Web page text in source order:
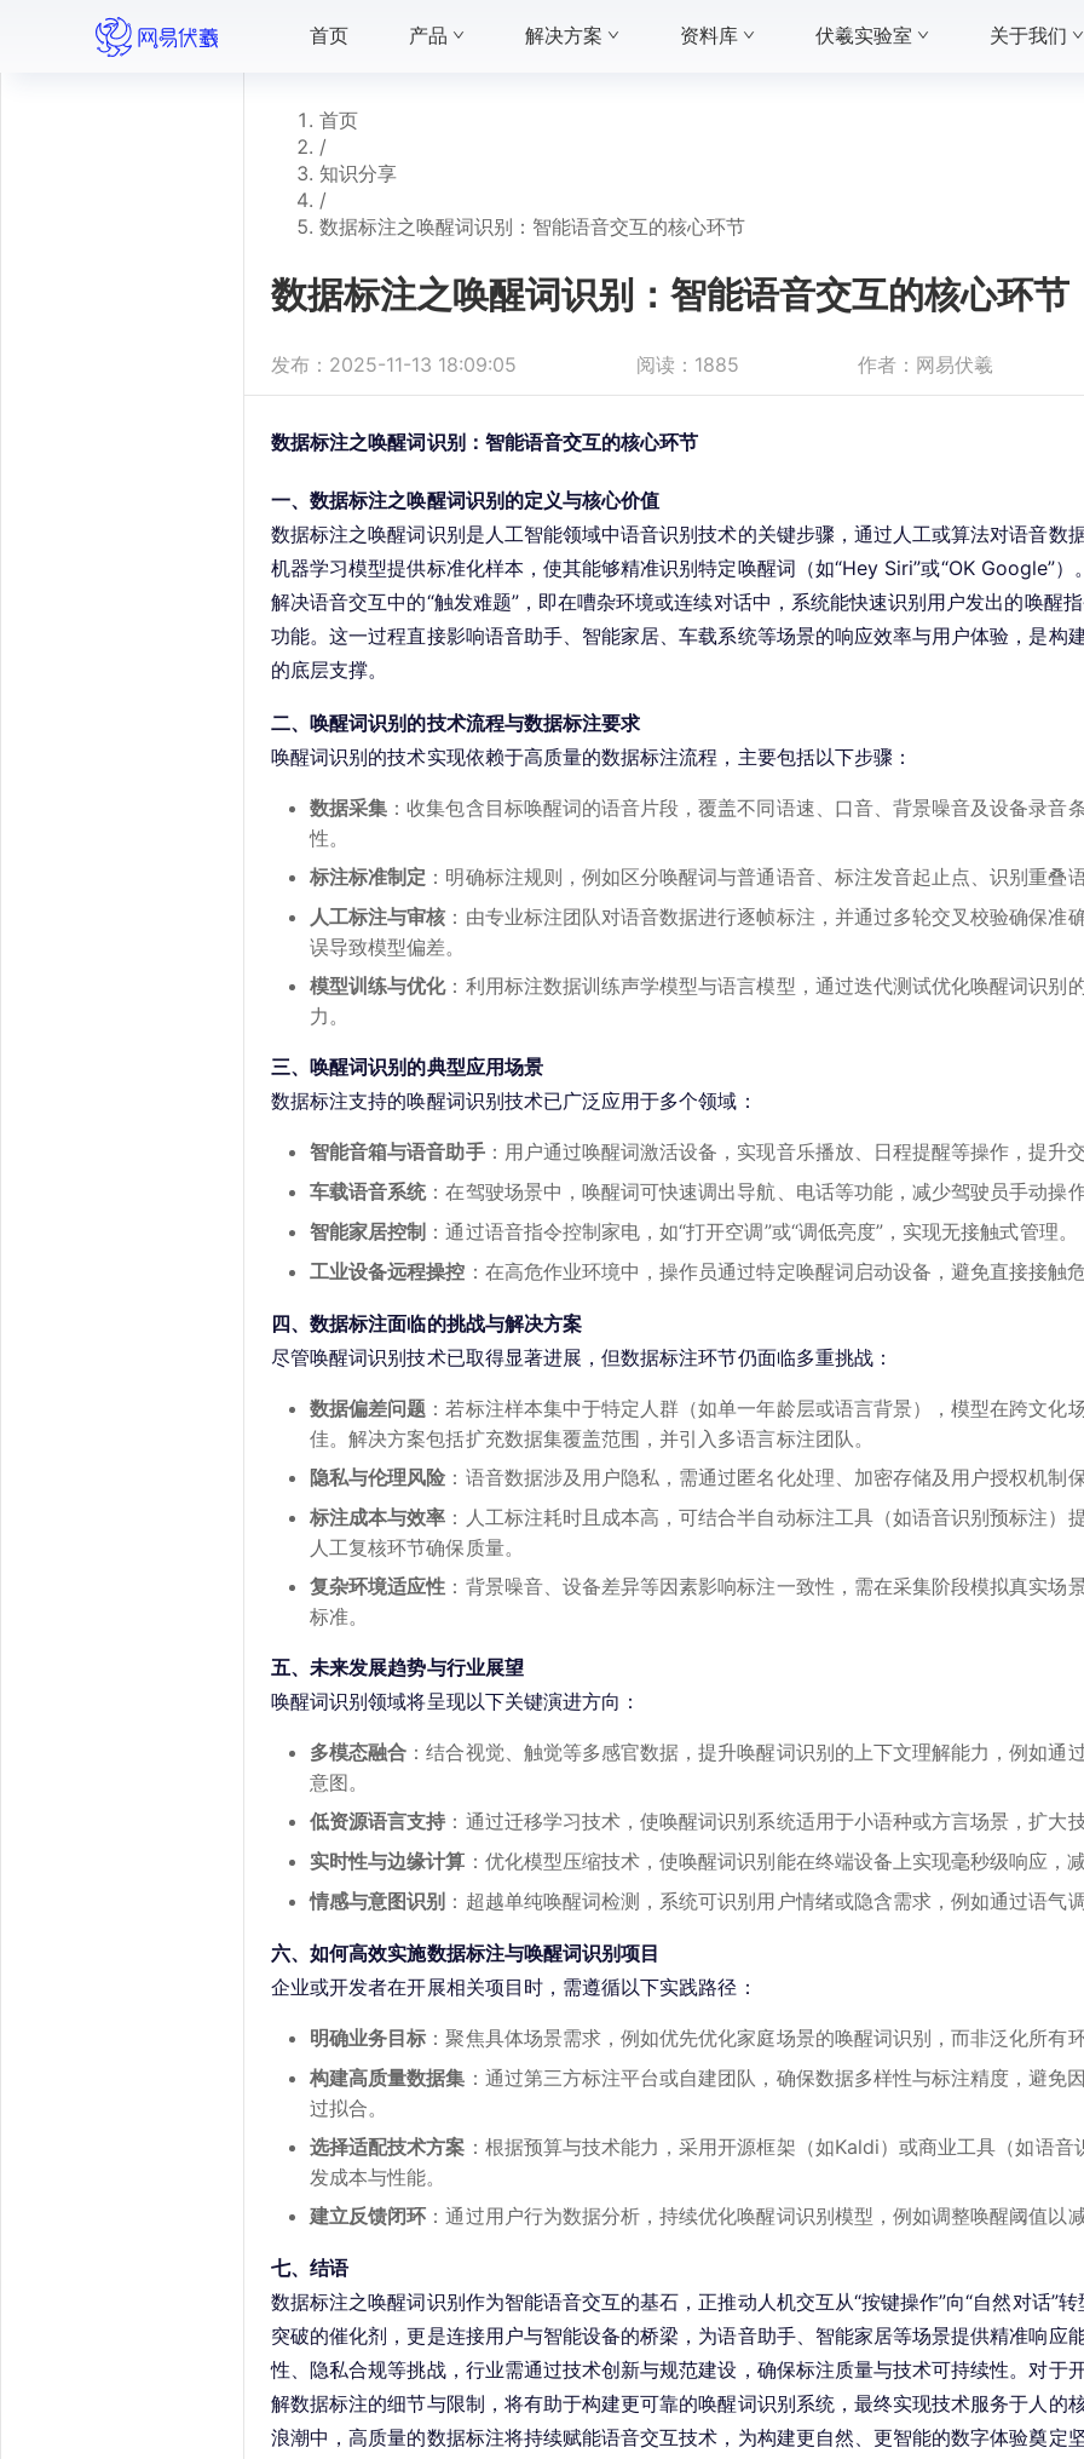
首页 产品 解决方案 资料库 伏羲实验室 关于我们
首页
/
知识分享
/
数据标注之唤醒词识别：智能语音交互的核心环节
数据标注之唤醒词识别：智能语音交互的核心环节
发布： 2025-11-13 18:09:05 阅读： 1885 作者： 网易伏羲
数据标注之唤醒词识别：智能语音交互的核心环节
一、数据标注之唤醒词识别的定义与核心价值
数据标注之唤醒词识别是人工智能领域中语音识别技术的关键步骤，通过人工或算法对语音数
机器学习模型提供标准化样本，使其能够精准识别特定唤醒词（如“Hey Siri”或“OK Google”）
解决语音交互中的“触发难题”，即在嘈杂环境或连续对话中，系统能快速识别用户发出的唤醒
功能。这一过程直接影响语音助手、智能家居、车载系统等场景的响应效率与用户体验，是构
的底层支撑。
二、唤醒词识别的技术流程与数据标注要求
唤醒词识别的技术实现依赖于高质量的数据标注流程，主要包括以下步骤：
数据采集 ：收集包含目标唤醒词的语音片段，覆盖不同语速、口音、背景噪音及设备录音
性。
标注标准制定 ：明确标注规则，例如区分唤醒词与普通语音、标注发音起止点、识别重叠
人工标注与审核 ：由专业标注团队对语音数据进行逐帧标注，并通过多轮交叉校验确保准
误导致模型偏差。
模型训练与优化：利用标注数据训练声学模型与语言模型，通过迭代测试优化唤醒词识别
力。
三、唤醒词识别的典型应用场景
数据标注支持的唤醒词识别技术已广泛应用于多个领域：
智能音箱与语音助手：用户通过唤醒词激活设备，实现音乐播放、日程提醒等操作，提升
车载语音系统：在驾驶场景中，唤醒词可快速调出导航、电话等功能，减少驾驶员手动操
智能家居控制 ：通过语音指令控制家电，如“打开空调”或“调低亮度”，实现无接触式管理。
工业设备远程操控 ：在高危作业环境中，操作员通过特定唤醒词启动设备，避免直接接触
四、数据标注面临的挑战与解决方案
尽管唤醒词识别技术已取得显著进展，但数据标注环节仍面临多重挑战：
数据偏差问题 ：若标注样本集中于特定人群（如单一年龄层或语言背景），模型在跨文化
佳。解决方案包括扩充数据集覆盖范围，并引入多语言标注团队。
隐私与伦理风险 ：语音数据涉及用户隐私，需通过匿名化处理、加密存储及用户授权机制
标注成本与效率 ：人工标注耗时且成本高，可结合半自动标注工具（如语音识别预标注）
人工复核环节确保质量。
复杂环境适应性 ：背景噪音、设备差异等因素影响标注一致性，需在采集阶段模拟真实场
标准。
五、未来发展趋势与行业展望
唤醒词识别领域将呈现以下关键演进方向：
多模态融合 ：结合视觉、触觉等多感官数据，提升唤醒词识别的上下文理解能力，例如通
意图。
低资源语言支持 ：通过迁移学习技术，使唤醒词识别系统适用于小语种或方言场景，扩大
实时性与边缘计算 ：优化模型压缩技术，使唤醒词识别能在终端设备上实现毫秒级响应，
情感与意图识别 ：超越单纯唤醒词检测，系统可识别用户情绪或隐含需求，例如通过语气
六、如何高效实施数据标注与唤醒词识别项目
企业或开发者在开展相关项目时，需遵循以下实践路径：
明确业务目标 ：聚焦具体场景需求，例如优先优化家庭场景的唤醒词识别，而非泛化所有
构建高质量数据集 ：通过第三方标注平台或自建团队，确保数据多样性与标注精度，避免
过拟合。
选择适配技术方案 ：根据预算与技术能力，采用开源框架（如Kaldi）或商业工具（如语音
发成本与性能。
建立反馈闭环 ：通过用户行为数据分析，持续优化唤醒词识别模型，例如调整唤醒阈值以
七、结语
数据标注之唤醒词识别作为智能语音交互的基石，正推动人机交互从“按键操作”向“自然对话”
突破的催化剂，更是连接用户与智能设备的桥梁，为语音助手、智能家居等场景提供精准响应
性、隐私合规等挑战，行业需通过技术创新与规范建设，确保标注质量与技术可持续性。对于
解数据标注的细节与限制，将有助于构建更可靠的唤醒词识别系统，最终实现技术服务于人的
浪潮中，高质量的数据标注将持续赋能语音交互技术，为构建更自然、更智能的数字体验奠定